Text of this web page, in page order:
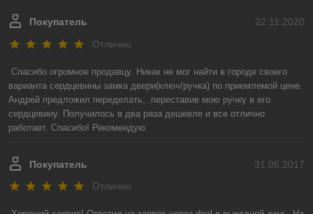
22.11.2020
Покупатель
Отлично
Спасибо огромное продавцу. Никак не мог найти в городе своего
варианта сердцевины замка двери(ключ/ручка) по приемлемой цене.
Андрей предложил переделать, .переставив мою ручку в его
сердцевину. Получилось в два раза дешевле и все отлично
работает. Спасибо! Рекомендую.
31.05.2017
Покупатель
Отлично